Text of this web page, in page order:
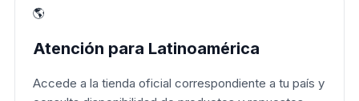
🌎
Atención para Latinoamérica
Accede a la tienda oficial correspondiente a tu país y